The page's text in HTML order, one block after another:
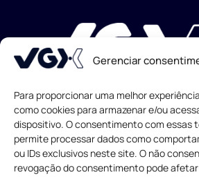
Gerenciar
Para proporcionar uma melhor
como cookies para armazenar e/ou
dispositivo. O consentimento com essas
permite processar dados como
ou IDs exclusivos neste site. O não
revogação do consentimento pode
Todos os direitos reservados